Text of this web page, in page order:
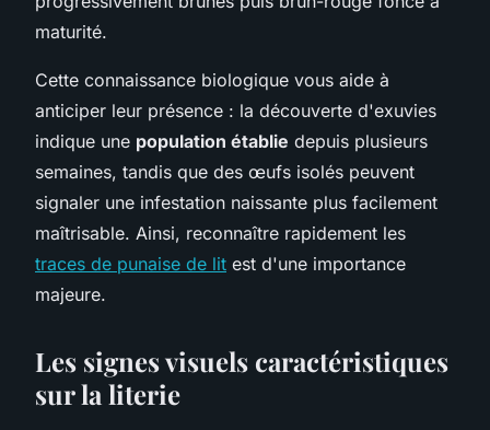
maturité.
Cette connaissance biologique vous aide à
anticiper leur présence : la découverte d'exuvies
indique une population établie depuis plusieurs
semaines, tandis que des œufs isolés peuvent
signaler une infestation naissante plus facilement
maîtrisable. Ainsi, reconnaître rapidement les
traces de punaise de lit est d'une importance
majeure.
Les signes visuels caractéristiques
sur la literie